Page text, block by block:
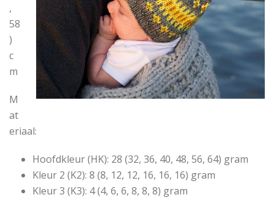
,
58
)
c
m
M
at
eriaal:
Hoofdkleur (HK): 28 (32, 36, 40, 48, 56, 64) gram
Kleur 2 (K2): 8 (8, 12, 12, 16, 16, 16) gram
Kleur 3 (K3): 4 (4, 6, 6, 8, 8, 8) gram